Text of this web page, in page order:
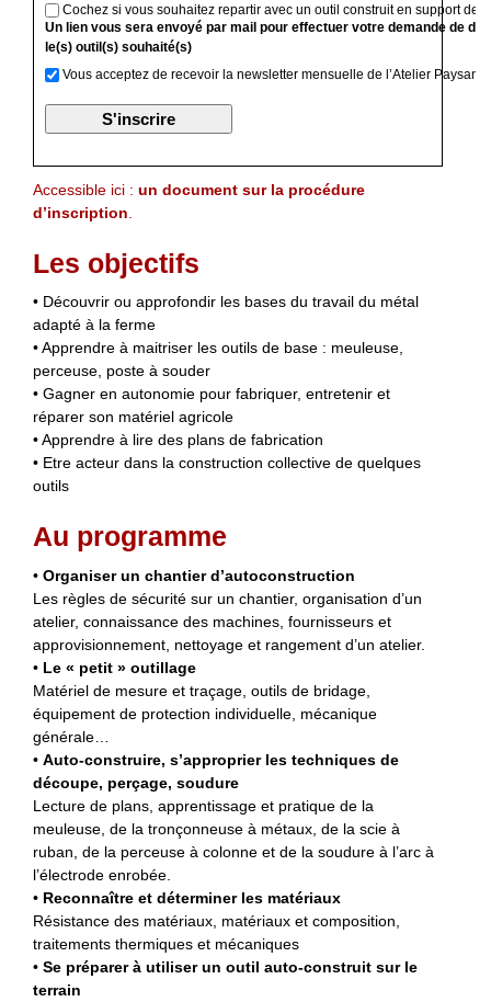
Cochez si vous souhaitez repartir avec un outil construit en support de
Un lien vous sera envoyé par mail pour effectuer votre demande de
le(s) outil(s) souhaité(s)
Vous acceptez de recevoir la newsletter mensuelle de l’Atelier Paysan
Accessible ici : un document sur la procédure
d’inscription
Les objectifs
• Découvrir ou approfondir les bases du travail du métal
adapté à la ferme
• Apprendre à maitriser les outils de base : meuleuse,
perceuse, poste à souder
• Gagner en autonomie pour fabriquer, entretenir et
réparer son matériel agricole
• Apprendre à lire des plans de fabrication
• Etre acteur dans la construction collective de quelques
outils
Au programme
• Organiser un chantier d’autoconstruction
Les règles de sécurité sur un chantier, organisation d’un
atelier, connaissance des machines, fournisseurs et
approvisionnement, nettoyage et rangement d’un atelier.
• Le « petit » outillage
Matériel de mesure et traçage, outils de bridage,
équipement de protection individuelle, mécanique
générale…
• Auto-construire, s’approprier les techniques de
découpe, perçage, soudure
Lecture de plans, apprentissage et pratique de la
meuleuse, de la tronçonneuse à métaux, de la scie à
ruban, de la perceuse à colonne et de la soudure à l’arc à
l’électrode enrobée.
• Reconnaître et déterminer les matériaux
Résistance des matériaux, matériaux et composition,
traitements thermiques et mécaniques
• Se préparer à utiliser un outil auto-construit sur le
terrain